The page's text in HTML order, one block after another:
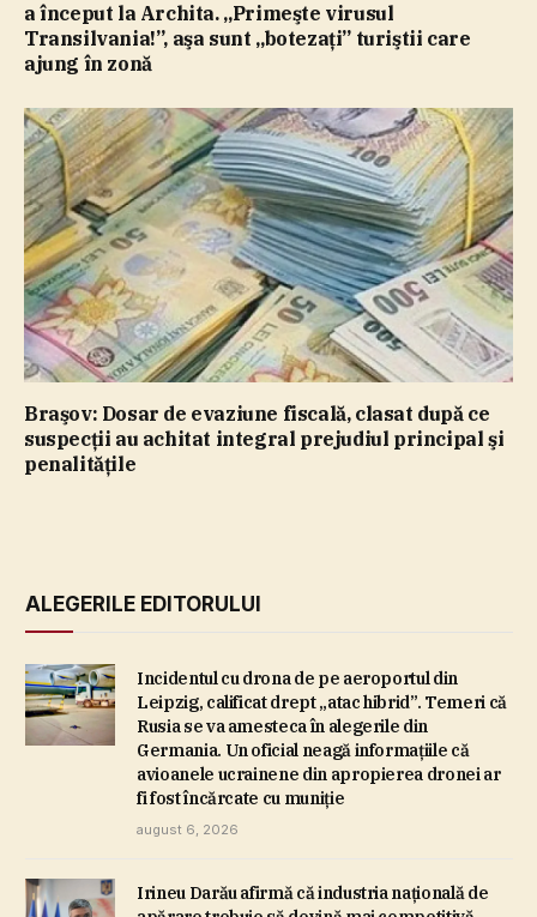
a început la Archita. „Primeşte virusul
Transilvania!”, aşa sunt „botezaţi” turiştii care
ajung în zonă
Braşov: Dosar de evaziune fiscală, clasat după ce
suspecţii au achitat integral prejudiul principal şi
penalităţile
ALEGERILE EDITORULUI
Incidentul cu drona de pe aeroportul din
Leipzig, calificat drept „atac hibrid”. Temeri că
Rusia se va amesteca în alegerile din
Germania. Un oficial neagă informaţiile că
avioanele ucrainene din apropierea dronei ar
fi fost încărcate cu muniţie
august 6, 2026
Irineu Darău afirmă că industria naţională de